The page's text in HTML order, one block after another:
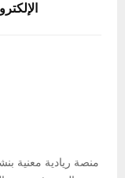
منصة ريادية معنية